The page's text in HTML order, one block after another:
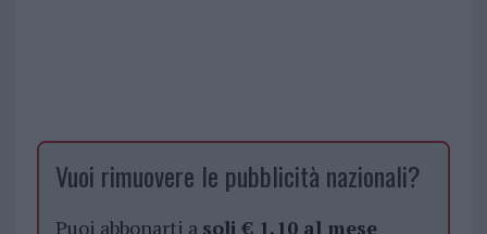
Vuoi rimuovere le pubblicità nazionali?
Puoi abbonarti a soli € 1,10 al mese